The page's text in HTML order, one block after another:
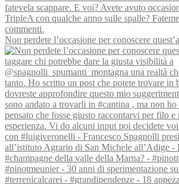
Non perdete l’occasione per conoscere